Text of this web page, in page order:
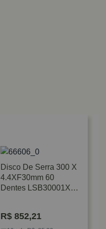
Disco De Serra 300 X
4.4XF30mm 60
Dentes LSB30001X
R$ 852,21